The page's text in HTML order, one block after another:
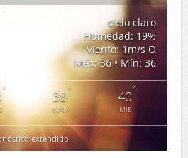
cielo claro
Humedad: 19%
Viento: 1m/s O
Máx: 36 • Mín: 36
° 38°
MAR
40 °
MIE
extendido